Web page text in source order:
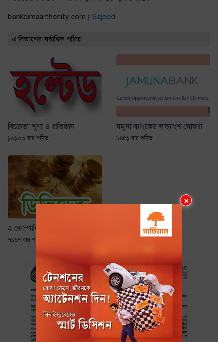
×
bankbimaarthonity.com | Sajeed
এ বিভাগের সর্বাধিক পঠিত
বিক্রেতা শূণ্য ৪ প্রতিষ্ঠান
১০১০০ বার পঠিত
যমুনা ব্যাংকের লভ্যাংশ ঘোষণা
৮৪৫১ বার পঠিত
২ কোম্পানির ডিভিডেন্ড ঘোষণা
৭১৬৭ বার পঠিত